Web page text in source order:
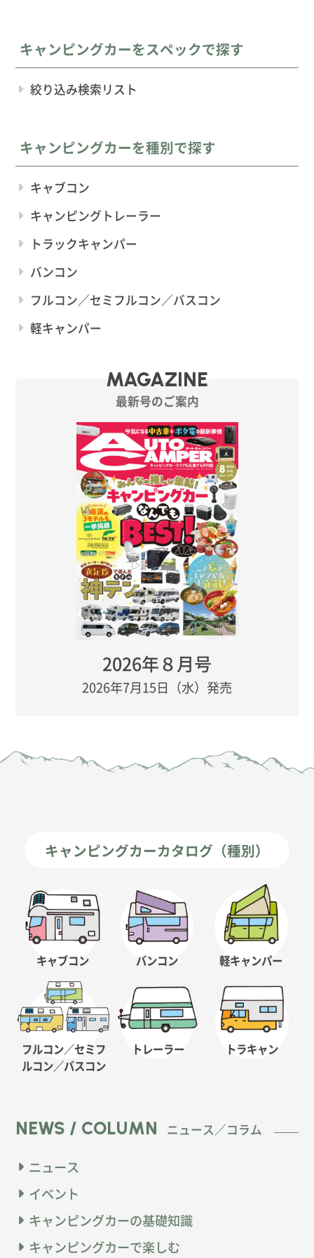
キャンピングカーをスペックで探す
絞り込み検索リスト
キャンピングカーを種別で探す
キャブコン
キャンピングトレーラー
トラックキャンパー
バンコン
フルコン／セミフルコン／バスコン
軽キャンパー
MAGAZINE
最新号のご案内
2026年８月号
2026年7月15日（水）発売
キャンピングカーカタログ（種別）
キャブコン バンコン 軽キャンパー
フルコン／セミフ
ルコン／バスコン
トレーラー トラキャン
NEWS / COLUMN ニュース／コラム
ニュース
イベント
キャンピングカーの基礎知識
キャンピングカーで楽しむ